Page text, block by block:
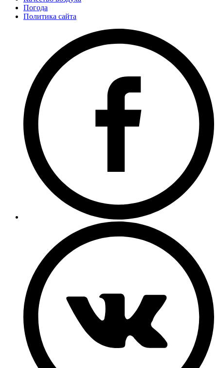
Погода
Политика сайта